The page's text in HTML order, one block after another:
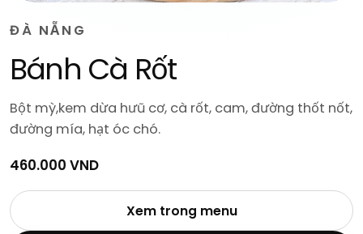
ĐÀ NẴNG
Bánh Cà Rốt
Bột mỳ,kem dừa hưũ cơ, cà rốt, cam, đường thốt nốt,
đường mía, hạt óc chó.
460.000 VND
Xem trong menu